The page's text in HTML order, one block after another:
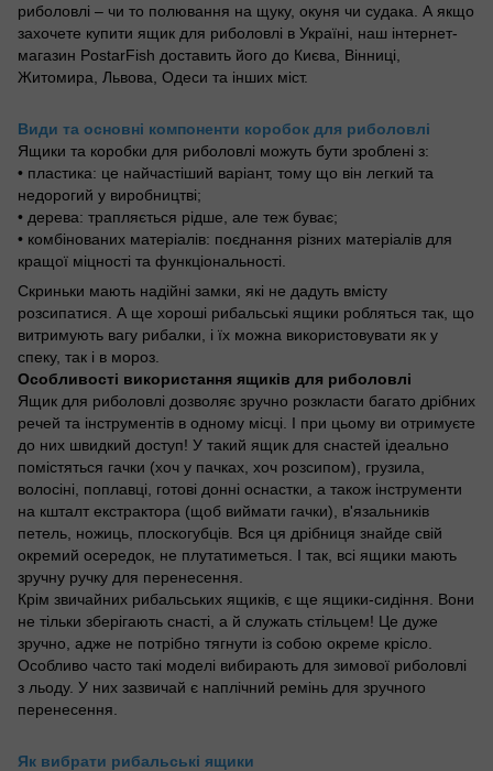
риболовлі – чи то полювання на щуку, окуня чи судака. А якщо
захочете купити ящик для риболовлі в Україні, наш інтернет-
магазин PostarFish доставить його до Києва, Вінниці,
Житомира, Львова, Одеси та інших міст.
Види та основні компоненти коробок для риболовлі
Ящики та коробки для риболовлі можуть бути зроблені з:
• пластика: це найчастіший варіант, тому що він легкий та
недорогий у виробництві;
• дерева: трапляється рідше, але теж буває;
• комбінованих матеріалів: поєднання різних матеріалів для
кращої міцності та функціональності.
Скриньки мають надійні замки, які не дадуть вмісту
розсипатися. А ще хороші рибальські ящики робляться так, що
витримують вагу рибалки, і їх можна використовувати як у
спеку, так і в мороз.
Особливості використання ящиків для риболовлі
Ящик для риболовлі дозволяє зручно розкласти багато дрібних
речей та інструментів в одному місці. І при цьому ви отримуєте
до них швидкий доступ! У такий ящик для снастей ідеально
помістяться гачки (хоч у пачках, хоч розсипом), грузила,
волосіні, поплавці, готові донні оснастки, а також інструменти
на кшталт екстрактора (щоб виймати гачки), в'язальників
петель, ножиць, плоскогубців. Вся ця дрібниця знайде свій
окремий осередок, не плутатиметься. І так, всі ящики мають
зручну ручку для перенесення.
Крім звичайних рибальських ящиків, є ще ящики-сидіння. Вони
не тільки зберігають снасті, а й служать стільцем! Це дуже
зручно, адже не потрібно тягнути із собою окреме крісло.
Особливо часто такі моделі вибирають для зимової риболовлі
з льоду. У них зазвичай є наплічний ремінь для зручного
перенесення.
Як вибрати рибальські ящики